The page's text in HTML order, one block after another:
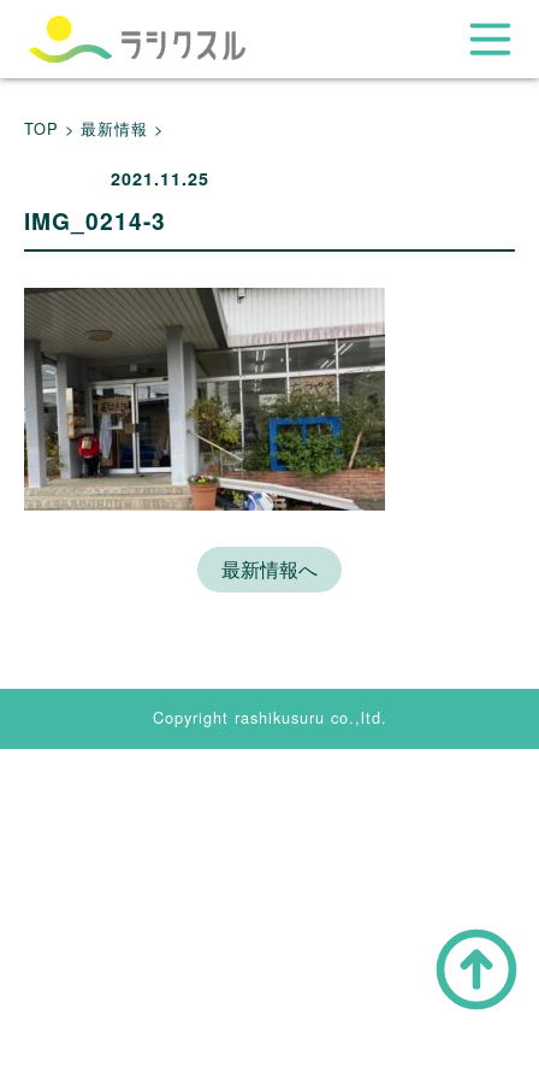
TOP > 最新情報 >
2021.11.25
IMG_0214-3
最新情報へ
Copyright rashikusuru co.,ltd.